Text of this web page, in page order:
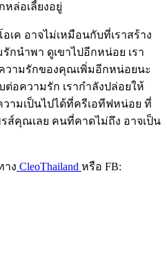
ล่อเลี้ยงอยู่
อเค อาจไม่เหมือนกับที่เราสร้าง
กนำพา ดูเขาไปอีกหน่อย เรา
วามรักของคุณเพิ่มอีกหน่อยนะ
ต่อความรัก เรากำลังปล่อยให้
ามเป็นไปได้ที่ครีเอทีฟหน่อย ที่
ส์คุณเลย คนที่คาดไม่ถึง อาจเป็น
าง CleoThailand หรือ FB: